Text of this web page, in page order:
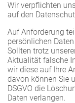
Wir verpflichten
auf den
Auf Anforderung
persönlichen
Sollten trotz
Aktualität falsche
wir diese auf Ihre
davon können Sie
DSGVO die
Daten verlangen.